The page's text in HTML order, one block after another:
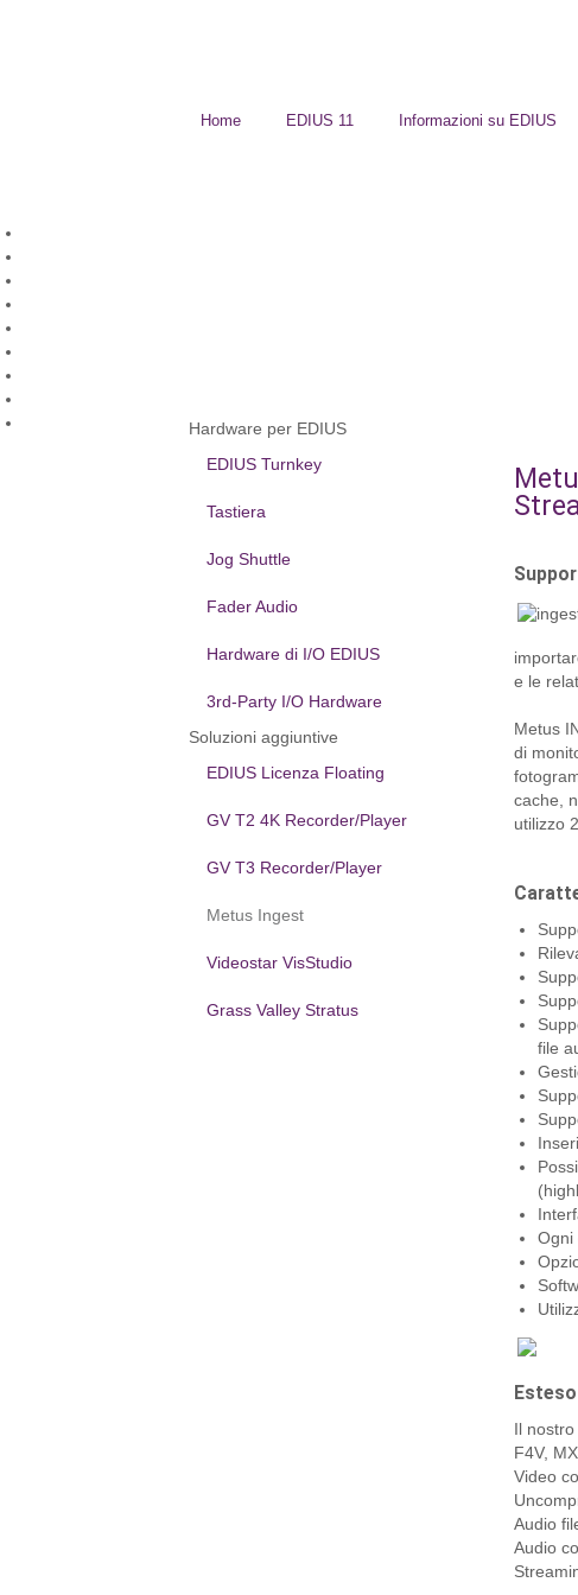
Home EDIUS 11 Informazioni su EDIUS
e le
Metus
di
cache,
utilizzo
file
Ogni
Il
F4V,
Video
Audio
Audio
Hardware per EDIUS
EDIUS Turnkey
Tastiera
Jog Shuttle
Fader Audio
Hardware di I/O EDIUS
3rd-Party I/O Hardware
Soluzioni aggiuntive
EDIUS Licenza Floating
GV T2 4K Recorder/Player
GV T3 Recorder/Player
Metus Ingest
Videostar VisStudio
Grass Valley Stratus